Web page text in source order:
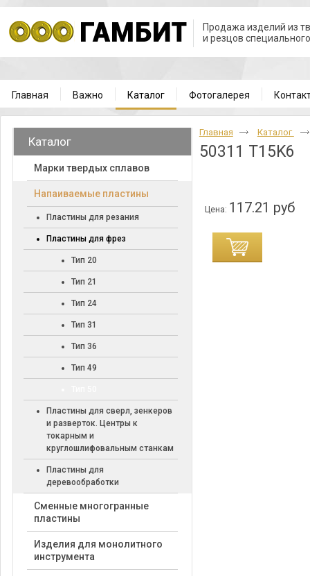
Продажа изделий из
и резцов
Главная Важно Каталог Фотогалерея
Каталог
Марки твердых сплавов
Напаиваемые пластины
Пластины для резания
Пластины для фрез
Тип 20
Тип 21
Тип 24
Тип 31
Тип 36
Тип 49
Пластины для сверл, зенкеров
и разверток. Центры к
токарным и
круглошлифовальным станкам
Пластины для
деревообработки
Cменные многогранные
пластины
Изделия для монолитного
инструмента
Главная Каталог
50311 T15K6
Цена: 117.21 руб